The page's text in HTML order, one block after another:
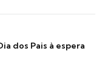
dos Pais à espera